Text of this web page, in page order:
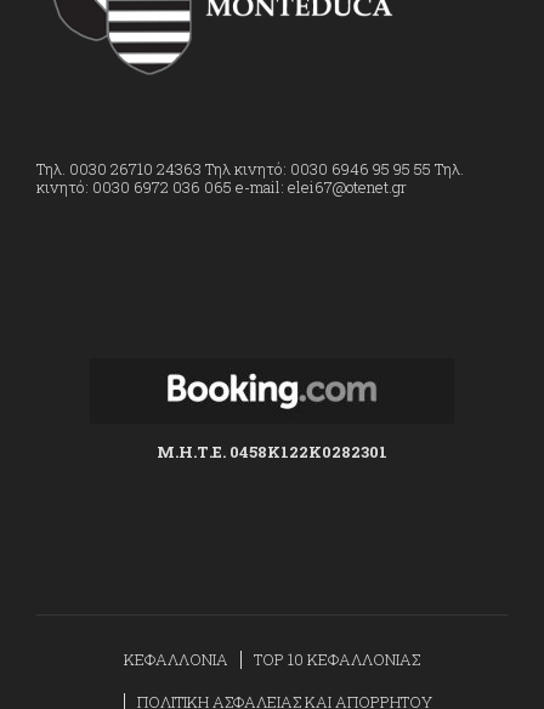
Τηλ. 0030 26710 24363 Τηλ κινητό: 0030 6946 95 95 55 Τηλ.
κινητό: 0030 6972 036 065 e-mail: elei67@otenet.gr
Μ.Η.Τ.Ε. 0458K122K0282301
ΚΕΦΑΛΛΟΝΙΑ
TOP 10 ΚΕΦΑΛΛΟΝΙΑΣ
ΠΟΛΙΤΙΚΗ ΑΣΦΑΛΕΙΑΣ ΚΑΙ ΑΠΟΡΡΗΤΟΥ